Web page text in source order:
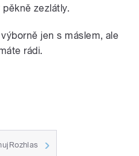
zezlátly.
jen s máslem, ale
rádi.